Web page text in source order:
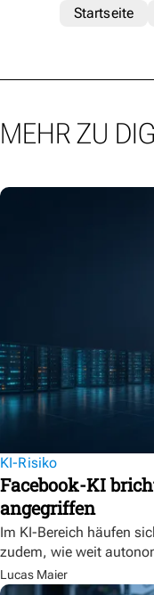
Startseite
MEHR ZU
KI-Risiko
Facebook-KI
angegriffen
Im KI-Bereich häufen
zudem, wie weit
Lucas Maier